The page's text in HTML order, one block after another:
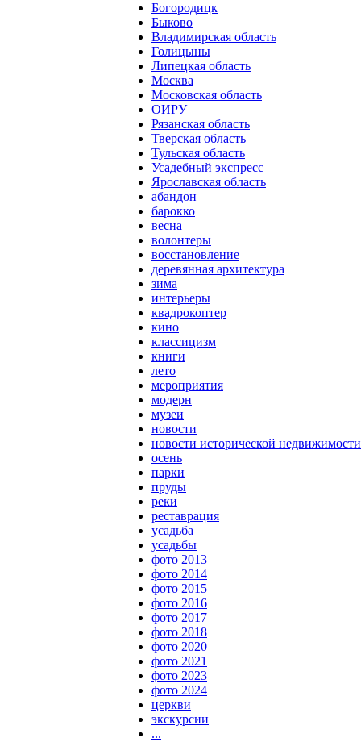
Богородицк
Быково
Владимирская область
Голицыны
Липецкая область
Москва
Московская область
ОИРУ
Рязанская область
Тверская область
Тульская область
Усадебный экспресс
Ярославская область
абандон
барокко
весна
волонтеры
восстановление
деревянная архитектура
зима
интерьеры
квадрокоптер
кино
классицизм
книги
лето
мероприятия
модерн
музеи
новости
новости исторической недвижимости
осень
парки
пруды
реки
реставрация
усадьба
усадьбы
фото 2013
фото 2014
фото 2015
фото 2016
фото 2017
фото 2018
фото 2020
фото 2021
фото 2023
фото 2024
церкви
экскурсии
...